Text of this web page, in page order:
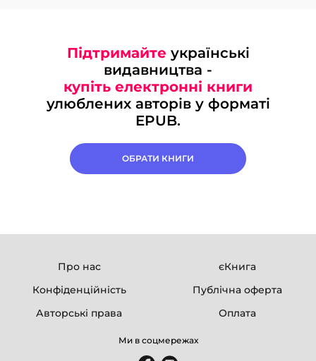
Підтримайте українські
видавництва -
купіть електронні книги
улюблених авторів у форматі
EPUB.
ОБРАТИ КНИГИ
Про нас
єКнига
Конфіденційність
Публічна оферта
Авторські права
Оплата
Ми в соцмережах